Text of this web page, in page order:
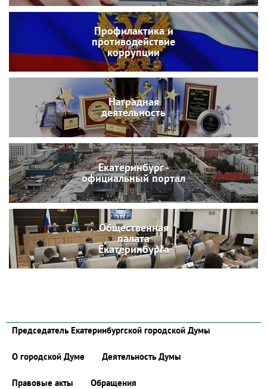
Профилактика и
противодействие
коррупции
Наградная
деятельность
Екатеринбург -
официальный портал
Общественная
палата
Екатеринбурга
Председатель Екатеринбургской городской Думы
О городской Думе Деятельность Думы
Правовые акты Обращения